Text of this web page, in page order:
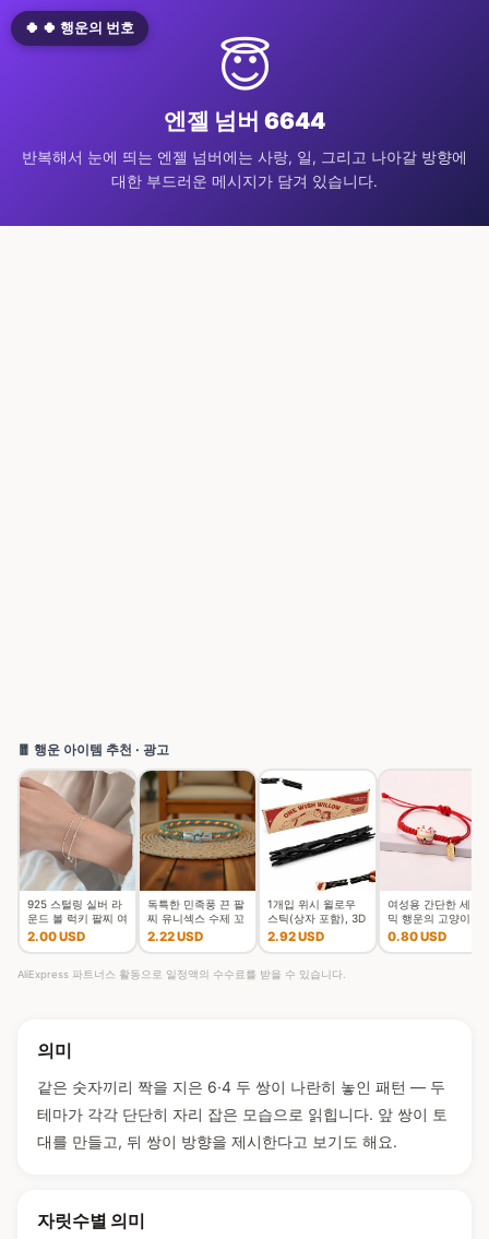
😇
엔젤 넘버 6644
반복해서 눈에 띄는 엔젤 넘버에는 사랑, 일, 그리고 나아갈 방향에
대한 부드러운 메시지가 담겨 있습니다.
🧧 행운 아이템 추천 · 광고
925 스털링 실버 라
운드 볼 럭키 팔찌 여
성 더블 레이어 스네
이크 체인 핫 최고 품
2.00 USD
독특한 민족풍 끈 팔
찌 유니섹스 수제 꼬
임 행운의 실 커플 팔
2.22 USD
1개입 위시 윌로우
스틱(상자 포함), 3D
프린팅된 소원을 담
2.92 USD
여성용 간단한 세라
믹 행운의 고양이 꼰
팔찌, 귀여운 동물 새
끼 고양이, 손으로 짠
0.80 USD
AliExpress 파트너스 활동으로 일정액의 수수료를 받을 수 있습니다.
의미
같은 숫자끼리 짝을 지은 6·4 두 쌍이 나란히 놓인 패턴 — 두
테마가 각각 단단히 자리 잡은 모습으로 읽힙니다. 앞 쌍이 토
대를 만들고, 뒤 쌍이 방향을 제시한다고 보기도 해요.
자릿수별 의미
🍀 🍀 행운의 번호